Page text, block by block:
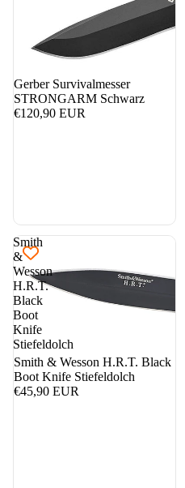
Gerber Survivalmesser
STRONGARM Schwarz
€120,90 EUR
Smith
&
Wesson
H.R.T.
Black
Boot
Knife
Stiefeldolch
Smith & Wesson H.R.T. Black
Boot Knife Stiefeldolch
€45,90 EUR